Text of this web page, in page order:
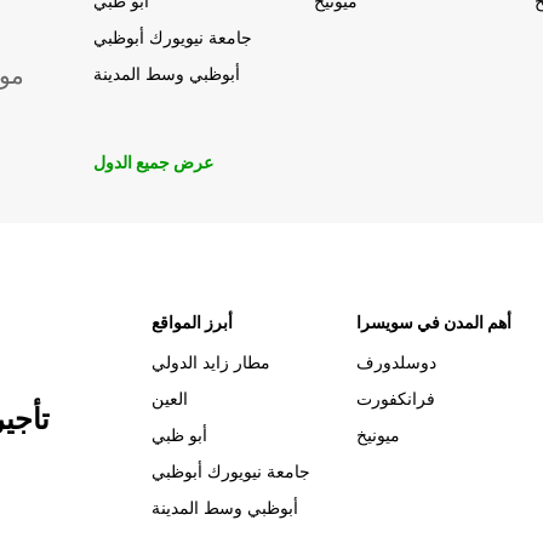
جامعة نيويورك أبوظبي
أبوظبي وسط المدينة
عرض جميع الدول
أبرز المواقع
مطار زايد الدولي
العين
أبو ظبي
جامعة نيويورك أبوظبي
أبوظبي وسط المدينة
أهم المدن في سويسرا
دوسلدورف
فرانكفورت
ميونيخ